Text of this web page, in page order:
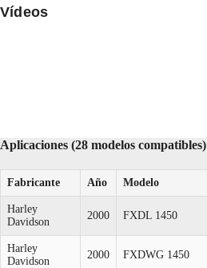
Vídeos
Aplicaciones (28 modelos compatibles)
Fabricante Año Modelo
Harley
Davidson
2000 FXDL 1450
Harley
Davidson
2000 FXDWG 1450